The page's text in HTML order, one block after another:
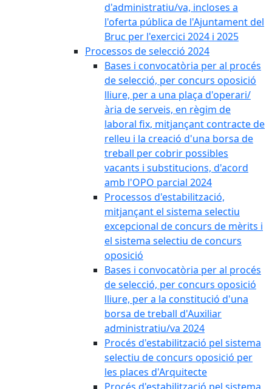
d'administratiu/va, incloses a
l'oferta pública de l'Ajuntament del
Bruc per l'exercici 2024 i 2025
Processos de selecció 2024
Bases i convocatòria per al procés
de selecció, per concurs oposició
lliure, per a una plaça d'operari/
ària de serveis, en règim de
laboral fix, mitjançant contracte de
relleu i la creació d'una borsa de
treball per cobrir possibles
vacants i substitucions, d'acord
amb l'OPO parcial 2024
Processos d'estabilització,
mitjançant el sistema selectiu
excepcional de concurs de mèrits i
el sistema selectiu de concurs
oposició
Bases i convocatòria per al procés
de selecció, per concurs oposició
lliure, per a la constitució d'una
borsa de treball d'Auxiliar
administratiu/va 2024
Procés d'estabilització pel sistema
selectiu de concurs oposició per
les places d'Arquitecte